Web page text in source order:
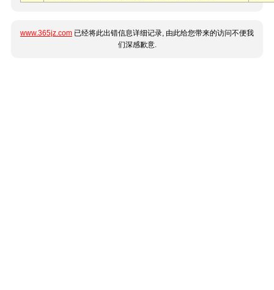
www.365jz.com 已经将此出错信息详细记录, 由此给您带来的访问不便我
们深感歉意.